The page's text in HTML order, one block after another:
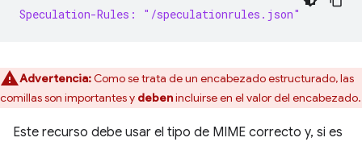
Speculation-Rules: "/speculationrules.json"
Advertencia:Como se trata de un encabezado estructurado, las
comillas son importantes y debenincluirse en el valor del encabezado.
Este recurso debe usar el tipo de MIME correcto y, si es